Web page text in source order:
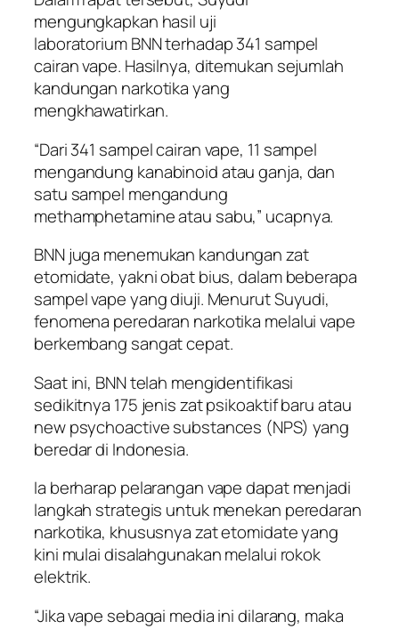
mengungkapkan hasil uji
laboratorium BNN terhadap 341 sampel
cairan vape. Hasilnya, ditemukan sejumlah
kandungan narkotika yang
mengkhawatirkan.
“Dari 341 sampel cairan vape, 11 sampel
mengandung kanabinoid atau ganja, dan
satu sampel mengandung
methamphetamine atau sabu,” ucapnya.
BNN juga menemukan kandungan zat
etomidate, yakni obat bius, dalam beberapa
sampel vape yang diuji. Menurut Suyudi,
fenomena peredaran narkotika melalui vape
berkembang sangat cepat.
Saat ini, BNN telah mengidentifikasi
sedikitnya 175 jenis zat psikoaktif baru atau
new psychoactive substances (NPS) yang
beredar di Indonesia.
Ia berharap pelarangan vape dapat menjadi
langkah strategis untuk menekan peredaran
narkotika, khususnya zat etomidate yang
kini mulai disalahgunakan melalui rokok
elektrik.
“Jika vape sebagai media ini dilarang, maka